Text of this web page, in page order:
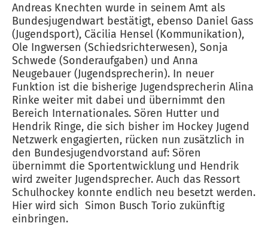
Andreas Knechten wurde in seinem Amt als
Bundesjugendwart bestätigt, ebenso Daniel Gass
(Jugendsport), Cäcilia Hensel (Kommunikation),
Ole Ingwersen (Schiedsrichterwesen), Sonja
Schwede (Sonderaufgaben) und Anna
Neugebauer (Jugendsprecherin). In neuer
Funktion ist die bisherige Jugendsprecherin Alina
Rinke weiter mit dabei und übernimmt den
Bereich Internationales. Sören Hutter und
Hendrik Ringe, die sich bisher im Hockey Jugend
Netzwerk engagierten, rücken nun zusätzlich in
den Bundesjugendvorstand auf: Sören
übernimmt die Sportentwicklung und Hendrik
wird zweiter Jugendsprecher. Auch das Ressort
Schulhockey konnte endlich neu besetzt werden.
Hier wird sich Simon Busch Torio zukünftig
einbringen.